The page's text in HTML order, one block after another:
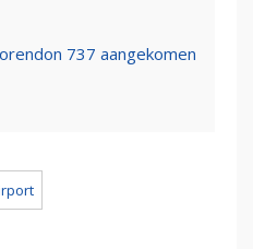
737 aangekomen